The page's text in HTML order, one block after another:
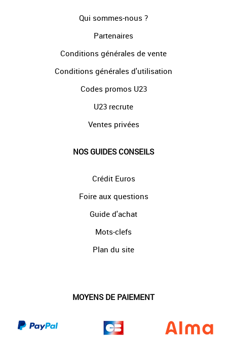
Qui sommes-nous ?
Partenaires
Conditions générales de vente
Conditions générales d'utilisation
Codes promos U23
U23 recrute
Ventes privées
NOS GUIDES CONSEILS
Crédit Euros
Foire aux questions
Guide d'achat
Mots-clefs
Plan du site
MOYENS DE PAIEMENT